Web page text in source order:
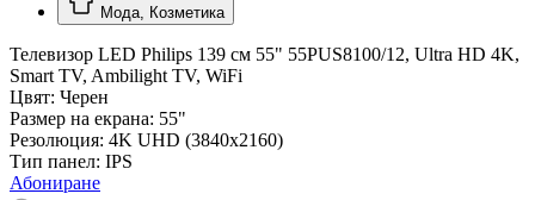
Мода, Козметика
Телевизор LED Philips 139 см 55" 55PUS8100/12, Ultra HD 4K,
Smart TV, Ambilight TV, WiFi
Цвят: Черен
Размер на екрана: 55"
Резолюция: 4K UHD (3840x2160)
Тип панел: IPS
Абониране